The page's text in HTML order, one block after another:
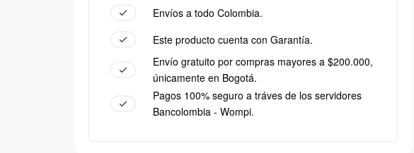
Envíos a todo Colombia.
Este producto cuenta con Garantía.
Envío gratuito por compras mayores a $200.000,
únicamente en Bogotá.
Pagos 100% seguro a tráves de los servidores
Bancolombia - Wompi.